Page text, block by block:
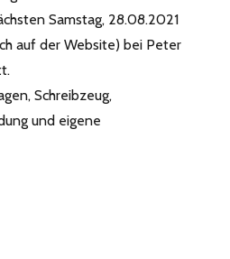
Samstag, 28.08.2021
auf der Website) bei Peter
Schreibzeug,
und eigene